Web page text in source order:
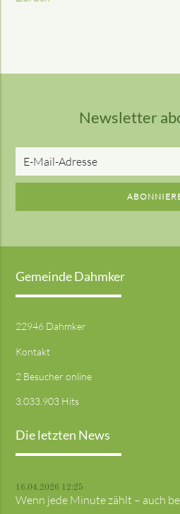
Newsletter
Adresse
Gemeinde Dahmker
22946 Dahmker
Kontakt
2 Besucher online
3.033.903 Hits
Die letzten News
16.04.2026 12:25
Wenn jede Minute zählt – auch